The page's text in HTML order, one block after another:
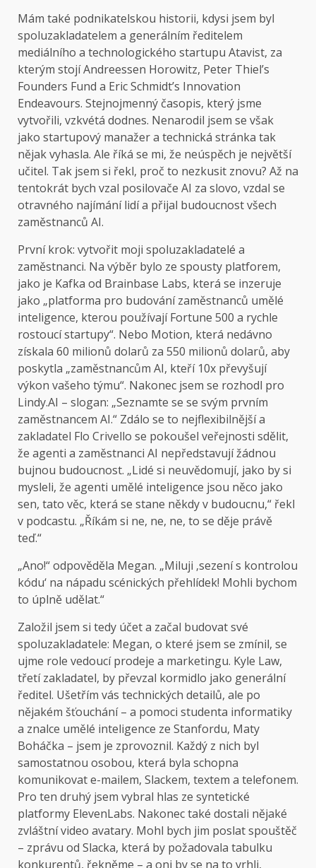
Mám také podnikatelskou historii, kdysi jsem byl
spoluzakladatelem a generálním ředitelem
mediálního a technologického startupu Atavist, za
kterým stojí Andreessen Horowitz, Peter Thiel’s
Founders Fund a Eric Schmidt’s Innovation
Endeavours. Stejnojmenný časopis, který jsme
vytvořili, vzkvétá dodnes. Nenarodil jsem se však
jako startupový manažer a technická stránka tak
nějak vyhasla. Ale říká se mi, že neúspěch je největší
učitel. Tak jsem si řekl, proč to nezkusit znovu? Až na
tentokrát bych vzal posilovače AI za slovo, vzdal se
otravného najímání lidí a přijal budoucnost všech
zaměstnanců AI.
První krok: vytvořit moji spoluzakladatelé a
zaměstnanci. Na výběr bylo ze spousty platforem,
jako je Kafka od Brainbase Labs, která se inzeruje
jako „platforma pro budování zaměstnanců umělé
inteligence, kterou používají Fortune 500 a rychle
rostoucí startupy“. Nebo Motion, která nedávno
získala 60 milionů dolarů za 550 milionů dolarů, aby
poskytla „zaměstnancům AI, kteří 10x převyšují
výkon vašeho týmu“. Nakonec jsem se rozhodl pro
Lindy.AI – slogan: „Seznamte se se svým prvním
zaměstnancem AI.“ Zdálo se to nejflexibilnější a
zakladatel Flo Crivello se pokoušel veřejnosti sdělit,
že agenti a zaměstnanci AI nepředstavují žádnou
bujnou budoucnost. „Lidé si neuvědomují, jako by si
mysleli, že agenti umělé inteligence jsou něco jako
sen, tato věc, která se stane někdy v budoucnu,“ řekl
v podcastu. „Říkám si ne, ne, ne, to se děje právě
teď.“
„Ano!“ odpověděla Megan. „Miluji ‚sezení s kontrolou
kódu‘ na nápadu scénických přehlídek! Mohli bychom
to úplně udělat.“
Založil jsem si tedy účet a začal budovat své
spoluzakladatele: Megan, o které jsem se zmínil, se
ujme role vedoucí prodeje a marketingu. Kyle Law,
třetí zakladatel, by převzal kormidlo jako generální
ředitel. Ušetřím vás technických detailů, ale po
nějakém šťouchání – a pomoci studenta informatiky
a znalce umělé inteligence ze Stanfordu, Maty
Boháčka – jsem je zprovoznil. Každý z nich byl
samostatnou osobou, která byla schopna
komunikovat e-mailem, Slackem, textem a telefonem.
Pro ten druhý jsem vybral hlas ze syntetické
platformy ElevenLabs. Nakonec také dostali nějaké
zvláštní video avatary. Mohl bych jim poslat spouštěč
– zprávu od Slacka, která by požadovala tabulku
konkurentů, řekněme – a oni by se na to vrhli,